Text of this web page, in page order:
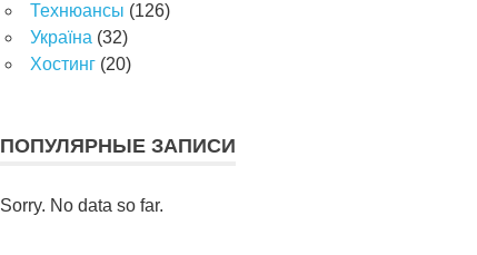
Технюансы (126)
Україна (32)
Хостинг (20)
ПОПУЛЯРНЫЕ ЗАПИСИ
Sorry. No data so far.